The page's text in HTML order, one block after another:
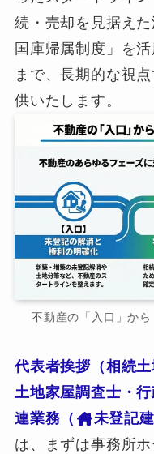
続・売却を見据え
国庫帰属制度」を
まで、長期的な視
供いたします。
不動産の「入口」か
代表者挨拶（相続
土地家屋調査士・
連業務（
未登記
は、まずは事務所